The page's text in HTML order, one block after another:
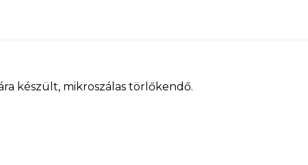
készült, mikroszálas törlőkendő.